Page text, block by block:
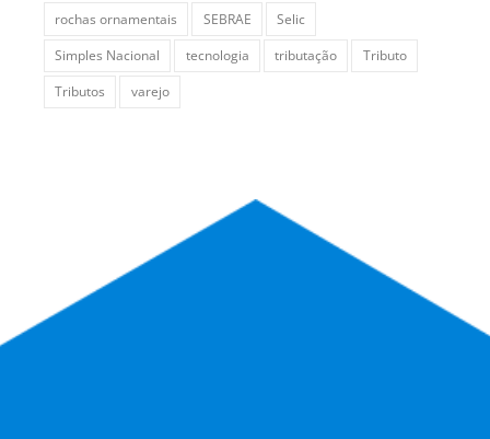
rochas ornamentais
SEBRAE
Selic
Simples Nacional
tecnologia tributação
Tributo
Tributos
varejo